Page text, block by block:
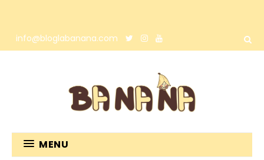
info@bloglabanana.com
MENU